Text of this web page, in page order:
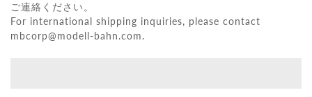
ご連絡ください。
For international shipping inquiries, please contact
mbcorp@modell-bahn.com.